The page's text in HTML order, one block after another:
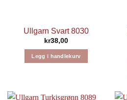
Ullgarn Svart 8030
kr38,00
Legg i handlekurv